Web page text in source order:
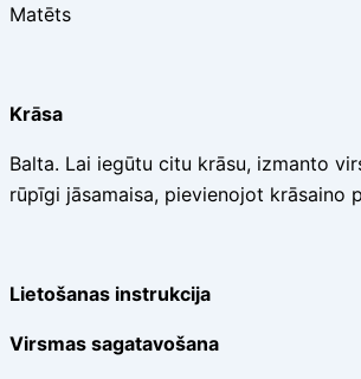
Matēts
Krāsa
Balta. Lai iegūtu citu krāsu, izmanto
rūpīgi jāsamaisa, pievienojot krāsaino
Lietošanas instrukcija
Virsmas sagatavošana